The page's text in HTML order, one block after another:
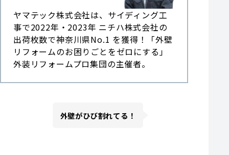
ヤマテック株式会社は、サイディング工
事で2022年・2023年 ニチハ株式会社の
出荷枚数で神奈川県No.1 を獲得！「外壁
リフォームのお困りごとをゼロにする」
外装リフォームプロ集団の主催者。
外壁がひび割れてる！